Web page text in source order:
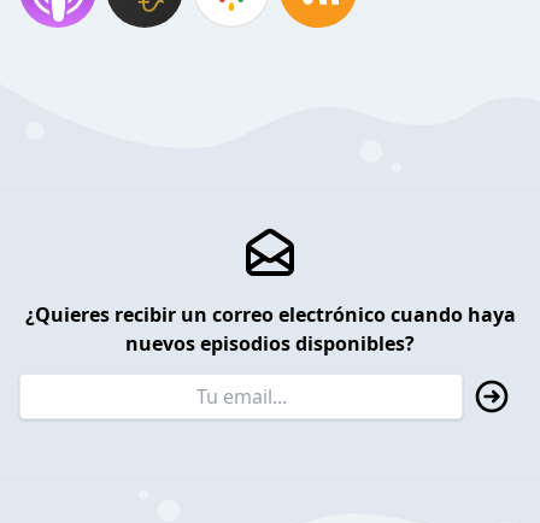
¿Quieres recibir un correo electrónico cuando haya
nuevos episodios disponibles?